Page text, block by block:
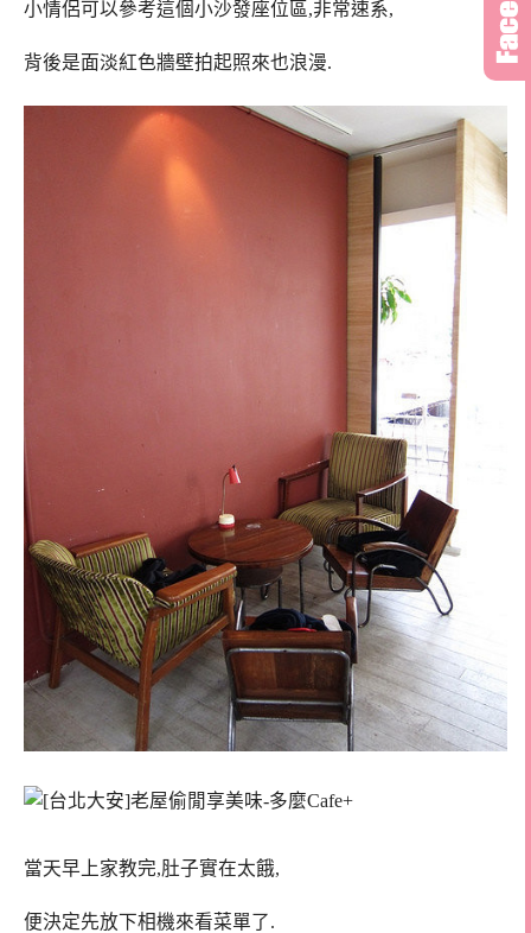
小情侶可以參考這個小沙發座位區,非常速系,
背後是面淡紅色牆壁拍起照來也浪漫.
當天早上家教完,肚子實在太餓,
便決定先放下相機來看菜單了.